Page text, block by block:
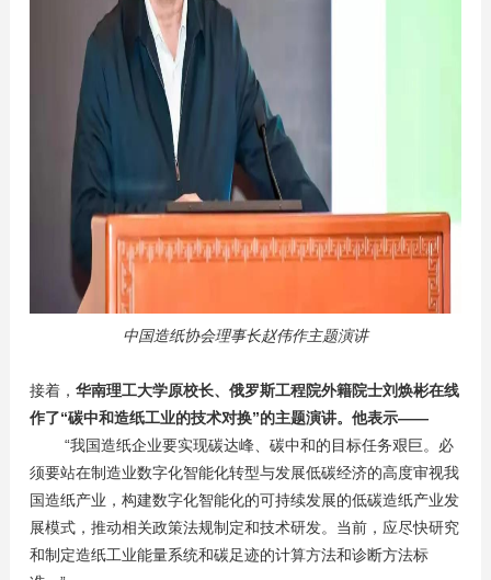
中国造纸协会理事长赵伟作主题演讲
接着， 华南理工大学原校长、俄罗斯工程院外籍院士刘焕彬在线
作了“碳中和造纸工业的技术对换”的主题演讲。他表示——
“我国造纸企业要实现碳达峰、碳中和的目标任务艰巨。必
须要站在制造业数字化智能化转型与发展低碳经济的高度审视我
国造纸产业，构建数字化智能化的可持续发展的低碳造纸产业发
展模式，推动相关政策法规制定和技术研发。当前，应尽快研究
和制定造纸工业能量系统和碳足迹的计算方法和诊断方法标